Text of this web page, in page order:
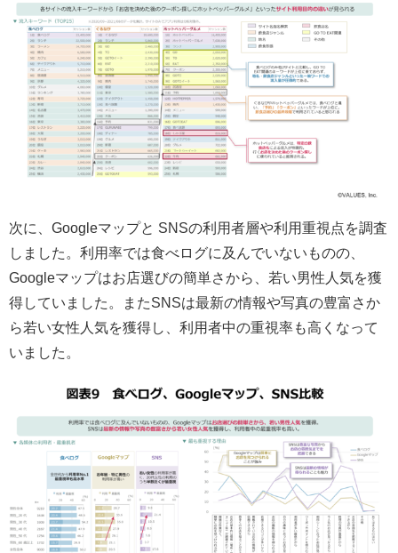
次に、Googleマップと SNSの利用者層や利用重視点を調査
しました。利用率では食べログに及んでいないものの、
Googleマップはお店選びの簡単さから、若い男性人気を獲
得していました。またSNSは最新の情報や写真の豊富さか
ら若い女性人気を獲得し、利用者中の重視率も高くなって
いました。